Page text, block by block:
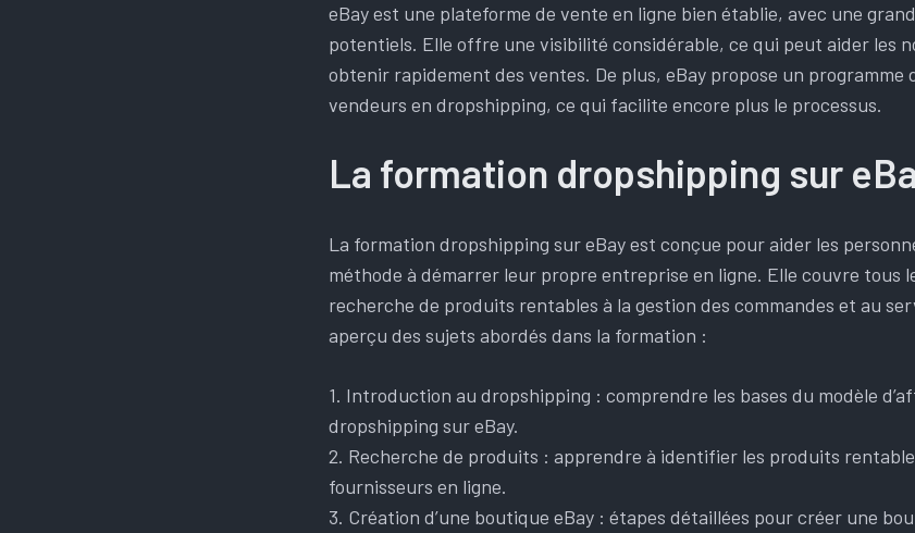
eBay est une plateforme de vente en ligne bien établie, avec une
potentiels. Elle offre une visibilité considérable, ce qui peut aider les
obtenir rapidement des ventes. De plus, eBay propose un programme
vendeurs en dropshipping, ce qui facilite encore plus le processus.
La formation dropshipping sur
La formation dropshipping sur eBay est conçue pour aider les
méthode à démarrer leur propre entreprise en ligne. Elle couvre tous
recherche de produits rentables à la gestion des commandes et au
aperçu des sujets abordés dans la formation :
1. Introduction au dropshipping : comprendre les bases du modèle
dropshipping sur eBay.
2. Recherche de produits : apprendre à identifier les produits
fournisseurs en ligne.
3. Création d’une boutique eBay : étapes détaillées pour créer une